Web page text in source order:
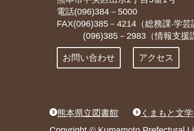
電話(096)384－5000
FAX(096)385－4214（総務課‧学芸
(096)385－2983（情報支援
お問い合わせ アクセス
熊本県立図書館 くまもと文